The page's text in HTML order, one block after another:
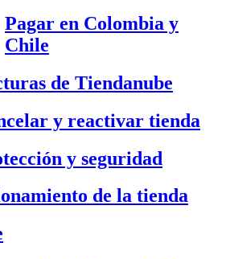
Pagar en Colombia y
Chile
de Tiendanube
y reactivar tienda
y seguridad
de la tienda